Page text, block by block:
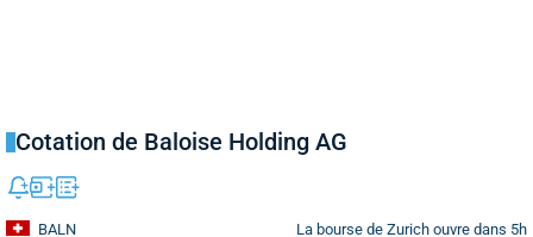
Cotation de Baloise Holding AG
La bourse de Zurich ouvre dans 5h
BALN